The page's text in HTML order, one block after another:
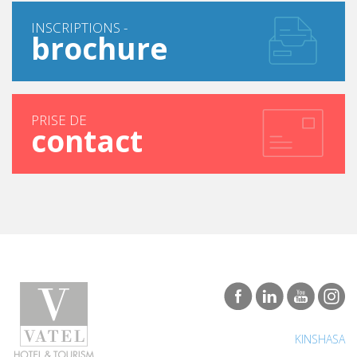
INSCRIPTIONS -
brochure
PRISE DE
contact
KINSHASA